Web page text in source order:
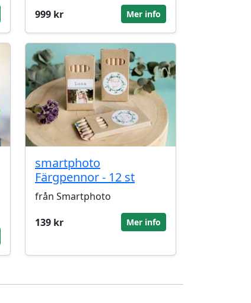
999 kr
Mer info
smartphoto
Färgpennor - 12 st
från Smartphoto
139 kr
Mer info